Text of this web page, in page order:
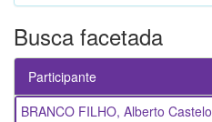
Busca facetada
Participante
BRANCO FILHO, Alberto Castelo